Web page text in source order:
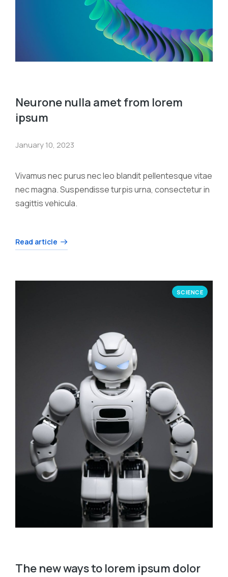
Neurone nulla amet from lorem
ipsum
January 10, 2023
Vivamus nec purus nec leo blandit pellentesque vitae
nec magna. Suspendisse turpis urna, consectetur in
sagittis vehicula.
Read article
SCIENCE
The new ways to lorem ipsum dolor